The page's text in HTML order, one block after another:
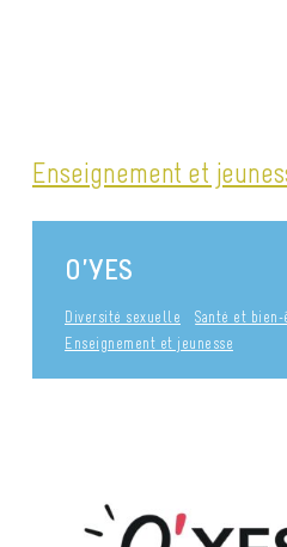
Enseignement et
O’YES
Diversité sexuelle
Santé et bien-
Enseignement et jeunesse